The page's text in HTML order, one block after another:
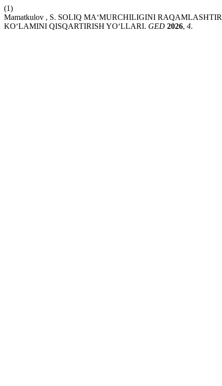
(1)
Mamatkulov , S. SOLIQ MAʻMURCHILIGINI
KOʻLAMINI QISQARTIRISH YOʻLLARI. GED 2026, 4.